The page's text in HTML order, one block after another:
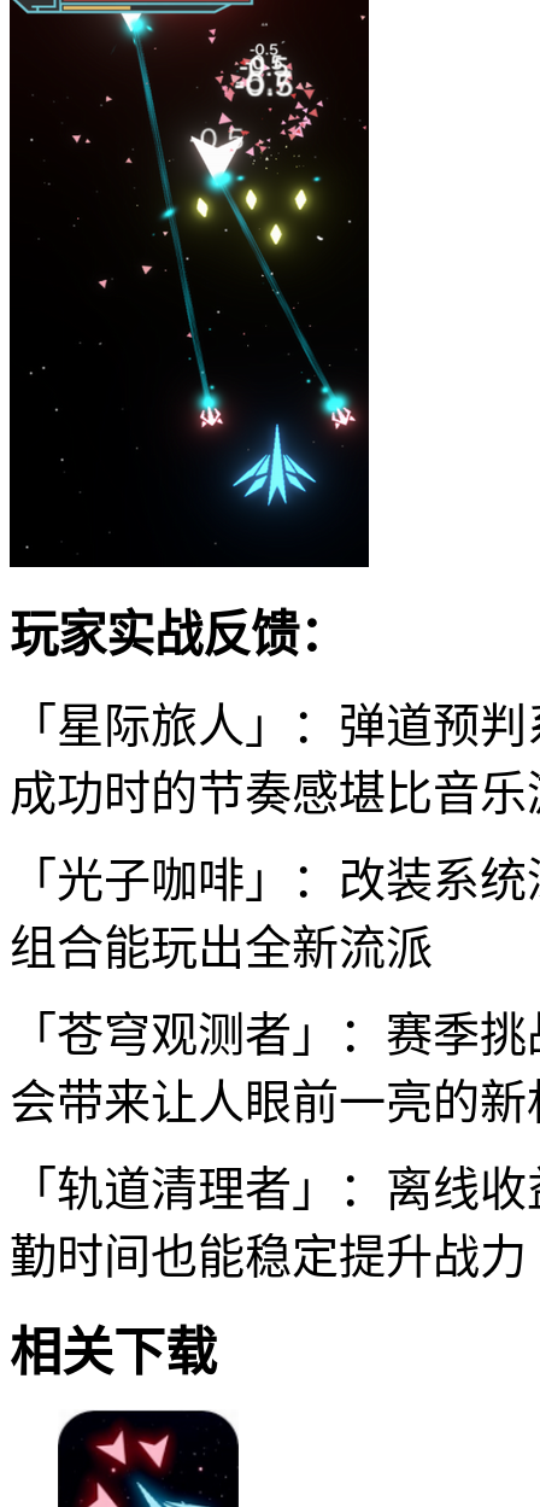
玩家实战反馈：
「星际旅人」：弹道预
成功时的节奏感堪比音乐
「光子咖啡」：改装系
组合能玩出全新流派
「苍穹观测者」：赛季
会带来让人眼前一亮的新
「轨道清理者」：离线
勤时间也能稳定提升战力
相关下载